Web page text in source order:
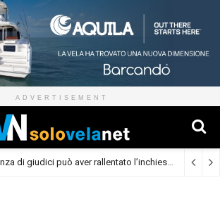
ADVERTISEMENT
Bayesian, la carenza di giudici può aver rallentato l’inchiesta (Cronaca)